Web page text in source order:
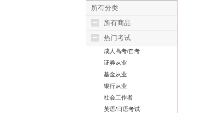
所有分类
所有商品
热门考试
成人高考/自考
证券从业
基金从业
银行从业
社会工作者
英语/日语考试